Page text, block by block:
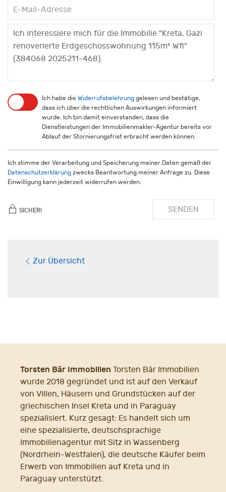
Ich habe die Widerrufsbelehrung gelesen und bestätige,
dass ich über die rechtlichen Auswirkungen informiert
wurde. Ich bin damit einverstanden, dass die
Dienstleistungen der Immobilienmakler-Agentur bereits vor
Ablauf der Stornierungsfrist erbracht werden können.
Ich stimme der Verarbeitung und Speicherung meiner Daten gemäß der
Datenschutzerklärung zwecks Beantwortung meiner Anfrage zu. Diese
Einwilligung kann jederzeit widerrufen werden.
SICHER! SENDEN
Zur Übersicht
Torsten Bär Immobilien Torsten Bär Immobilien
wurde 2018 gegründet und ist auf den Verkauf
von Villen, Häusern und Grundstücken auf der
griechischen Insel Kreta und in Paraguay
spezialisiert. Kurz gesagt: Es handelt sich um
eine spezialisierte, deutschsprachige
Immobilienagentur mit Sitz in Wassenberg
(Nordrhein-Westfalen), die deutsche Käufer beim
Erwerb von Immobilien auf Kreta und in
Paraguay unterstützt.